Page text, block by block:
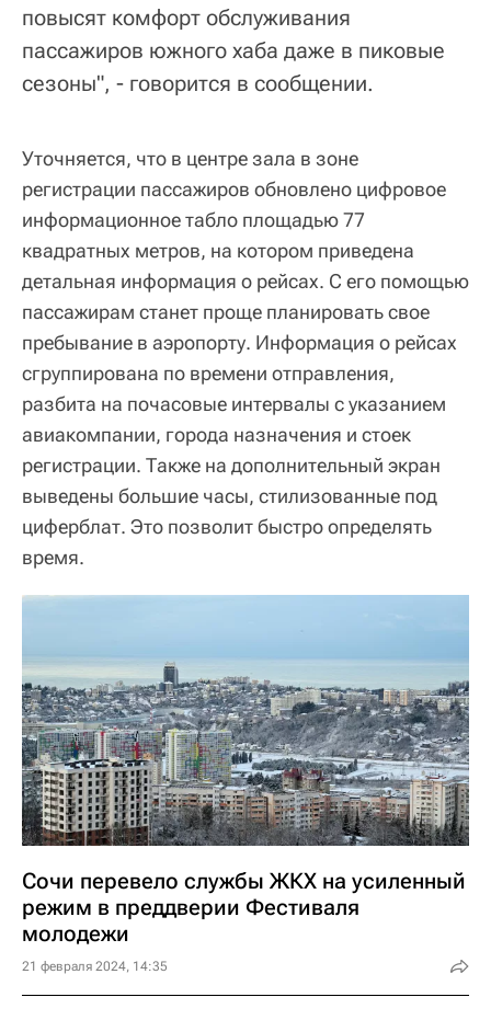
повысят комфорт обслуживания
пассажиров южного хаба даже в пиковые
сезоны", - говорится в сообщении.
Уточняется, что в центре зала в зоне
регистрации пассажиров обновлено цифровое
информационное табло площадью 77
квадратных метров, на котором приведена
детальная информация о рейсах. С его помощью
пассажирам станет проще планировать свое
пребывание в аэропорту. Информация о рейсах
сгруппирована по времени отправления,
разбита на почасовые интервалы с указанием
авиакомпании, города назначения и стоек
регистрации. Также на дополнительный экран
выведены большие часы, стилизованные под
циферблат. Это позволит быстро определять
время.
Сочи перевело службы ЖКХ на усиленный
режим в преддверии Фестиваля
молодежи
21 февраля 2024, 14:35